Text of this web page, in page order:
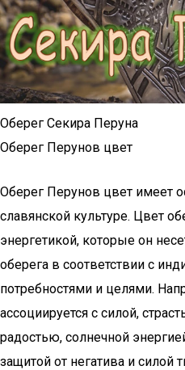
Оберег Секира Перуна
Оберег Перунов цвет
Оберег Перунов цвет имеет
славянской культуре. Цвет
энергетикой, которые он
оберега в соответствии с
потребностями и целями.
ассоциируется с силой,
радостью, солнечной
защитой от негатива и